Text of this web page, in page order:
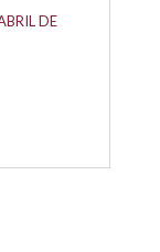
DE